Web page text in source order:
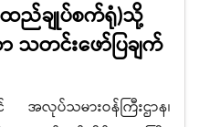
အထည်ချုပ်စက်ရုံ)သို့
သတင်းဖော်ပြချက်
လုပ်သမားဝန်ကြီးဌာန၊